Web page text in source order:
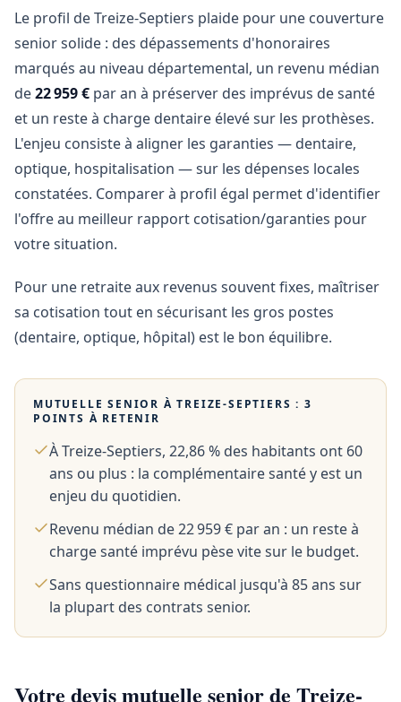
Le profil de Treize-Septiers plaide pour une couverture
senior solide : des dépassements d'honoraires
marqués au niveau départemental, un revenu médian
de22 959 € par an à préserver des imprévus de santé
et un reste à charge dentaire élevé sur les prothèses.
L'enjeu consiste à aligner les garanties — dentaire,
optique, hospitalisation — sur les dépenses locales
constatées. Comparer à profil égal permet d'identifier
l'offre au meilleur rapport cotisation/garanties pour
votre situation.
Pour une retraite aux revenus souvent fixes, maîtriser
sa cotisation tout en sécurisant les gros postes
(dentaire, optique, hôpital) est le bon équilibre.
MUTUELLE SENIOR ÀTREIZE-SEPTIERS : 3
POINTS À RETENIR
À Treize-Septiers, 22,86 % des habitants ont 60
ans ou plus : la complémentaire santé y est un
enjeu du quotidien.
Revenu médian de 22 959 € par an : un reste à
charge santé imprévu pèse vite sur le budget.
Sans questionnaire médical jusqu'à 85 ans sur
la plupart des contrats senior.
Votre devis mutuelle senior de Treize-